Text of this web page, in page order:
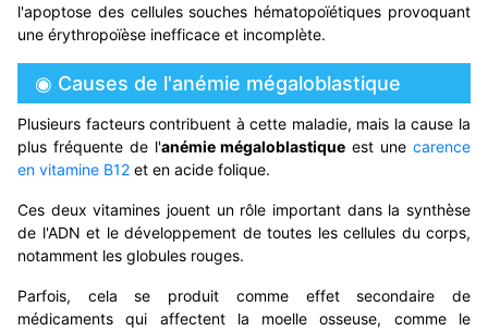
l'apoptose des cellules souches hématopoïétiques provoquant
une érythropoïèse inefficace et incomplète.
◉ Causes de l'anémie mégaloblastique
Plusieurs facteurs contribuent à cette maladie, mais la cause la
plus fréquente de l'anémie mégaloblastique est unecarence
en vitamine B12 et en acide folique.
Ces deux vitamines jouent un rôle important dans la synthèse
de l'ADN et le développement de toutes les cellules du corps,
notamment les globules rouges.
Parfois, cela se produit comme effet secondaire de
médicaments qui affectent la moelle osseuse, comme le